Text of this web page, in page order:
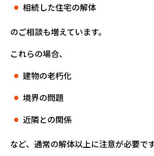
相続した住宅の解体
のご相談も増えています。
これらの場合、
建物の老朽化
境界の問題
近隣との関係
など、通常の解体以上に注意が必要です